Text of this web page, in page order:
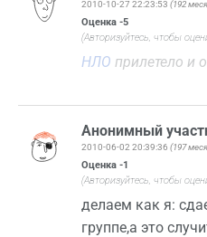
2010-10-27 22:23:53 (192
Оценка -5
(Авторизуйтесь, чтобы
НЛО прилетело и
Анонимный
2010-06-02 20:39:36 (197
Оценка -1
(Авторизуйтесь, чтобы
делаем как я:
группе,а это